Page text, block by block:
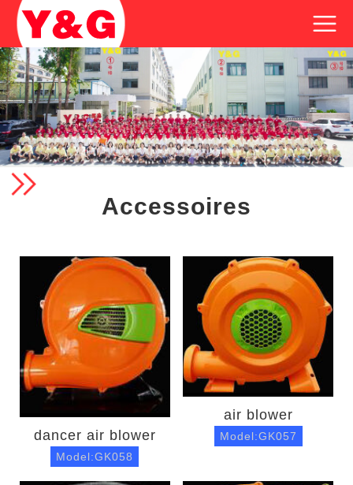
Accessoires
dancer air blower
Model:GK058
air blower
Model:GK057